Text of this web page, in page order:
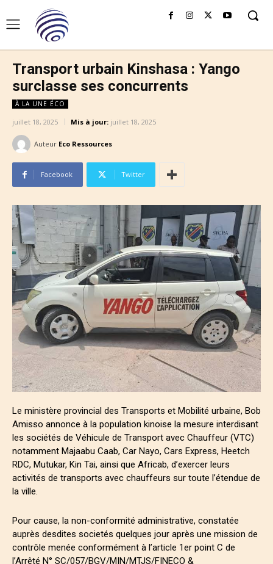
Transport urbain Kinshasa : Yango
surclasse ses concurrents
À LA UNE ÉCO
juillet 18, 2025 Mis à jour: juillet 18, 2025
Auteur Eco Ressources
Facebook Twitter
Le ministère provincial des Transports et Mobilité urbaine, Bob
Amisso annonce à la population kinoise la mesure interdisant
les sociétés de Véhicule de Transport avec Chauffeur (VTC)
notamment Majaabu Caab, Car Nayo, Cars Express, Heetch
RDC, Mutukar, Kin Tai, ainsi que Africab, d’exercer leurs
activités de transports avec chauffeurs sur toute l’étendue de
la ville.
Pour cause, la non-conformité administrative, constatée
auprès desdites societés quelques jour après une mission de
contrôle menée conformément à l’article 1er point C de
l’Arrêté N° SC/057/BGV/MIN/MTJS/FINECO &